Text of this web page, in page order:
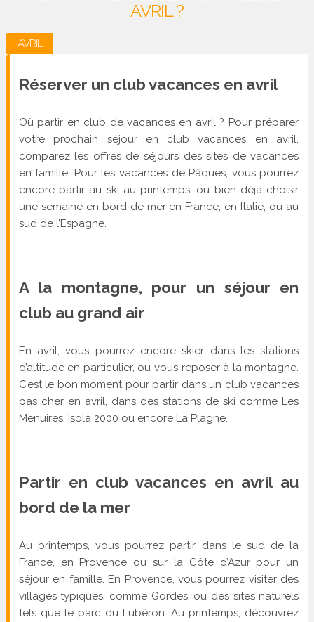
AVRIL ?
AVRIL
Réserver un club vacances en avril
Où partir en club de vacances en avril ? Pour préparer
votre prochain séjour en club vacances en avril,
comparez les offres de séjours des sites de vacances
en famille. Pour les vacances de Pâques, vous pourrez
encore partir au ski au printemps, ou bien déjà choisir
une semaine en bord de mer en France, en Italie, ou au
sud de l’Espagne.
A la montagne, pour un séjour en
club au grand air
En avril, vous pourrez encore skier dans les stations
d’altitude en particulier, ou vous reposer à la montagne.
C’est le bon moment pour partir dans un club vacances
pas cher en avril, dans des stations de ski comme Les
Menuires, Isola 2000 ou encore La Plagne.
Partir en club vacances en avril au
bord de la mer
Au printemps, vous pourrez partir dans le sud de la
France, en Provence ou sur la Côte d’Azur pour un
séjour en famille. En Provence, vous pourrez visiter des
villages typiques, comme Gordes, ou des sites naturels
tels que le parc du Lubéron. Au printemps, découvrez